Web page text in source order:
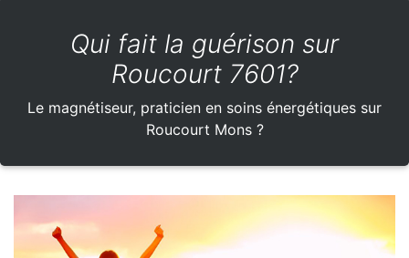
Qui fait la guérison sur
Roucourt 7601?
Le magnétiseur, praticien en soins énergétiques sur
Roucourt Mons ?